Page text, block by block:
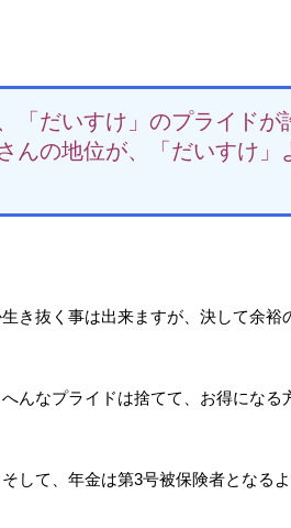
「だいすけ」のプライドが
んの地位が、「だいすけ」
き抜く事は出来ますが、決して余裕
んなプライドは捨てて、お得になる
して、年金は第3号被保険者となる